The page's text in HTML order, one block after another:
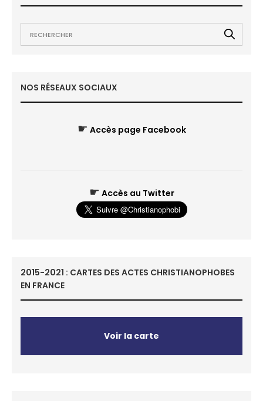
NOS RÉSEAUX SOCIAUX
☛ Accès page Facebook
☛ Accès au Twitter
2015-2021 : CARTES DES ACTES CHRISTIANOPHOBES
EN FRANCE
Voir la carte